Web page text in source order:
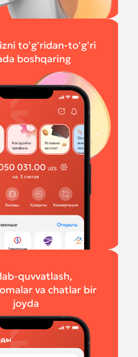
to'g'ridan-to'g'ri
boshqaring
quvvatlash,
va chatlar bir
joyda